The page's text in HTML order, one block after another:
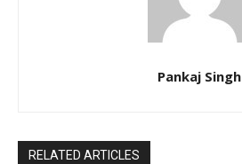
Pankaj Singh
RELATED ARTICLES